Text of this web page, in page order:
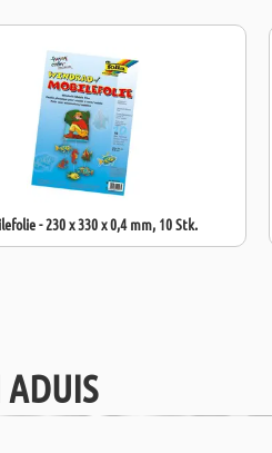
- 230 x 330 x 0,4 mm, 10 Stk.